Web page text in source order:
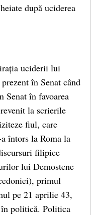
după uciderea
uciderii lui
în Senat când
Senat în favoarea
la scrierile
fiul, care
întors la Roma la
filipice
lui Demostene
primul
pe 21 aprilie 43,
în politică. Politica